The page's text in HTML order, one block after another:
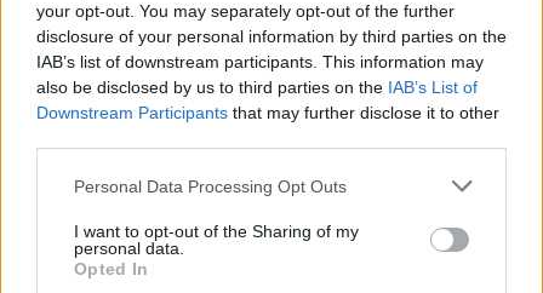
your opt-out. You may separately opt-out of the further
disclosure of your personal information by third parties on the
IAB’s list of downstream participants. This information may
also be disclosed by us to third parties on the IAB’s List of
Downstream Participants that may further disclose it to other
Please note that this website/app uses one or more Google
not limited to your visit or usage behaviour. You may click to
grant or deny consent to Google and its third-party tags to
use your data for below specified purposes in below Google
Personal Data Processing Opt Outs
I want to opt-out of the Sharing of my
personal data.
Opted In
APERITIVOS Y TAPAS